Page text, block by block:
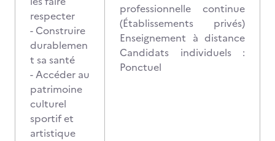
respecter
- Construire
durablemen
t sa santé
- Accéder au
patrimoine
culturel
sportif et
artistique
professionnelle continue
(Établissements privés)
Enseignement à distance
Candidats individuels :
Ponctuel